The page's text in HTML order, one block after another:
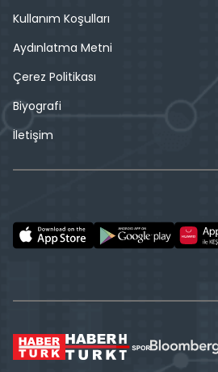
Kullanım Koşulları
Aydınlatma Metni
Çerez Politikası
Biyografi
İletişim